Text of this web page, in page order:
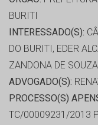
BURITI
INTERESSADO(S):
DO BURITI, EDER
ZANDONA DE
ADVOGADO(S):
PROCESSO(S)
TC/00009231/2013